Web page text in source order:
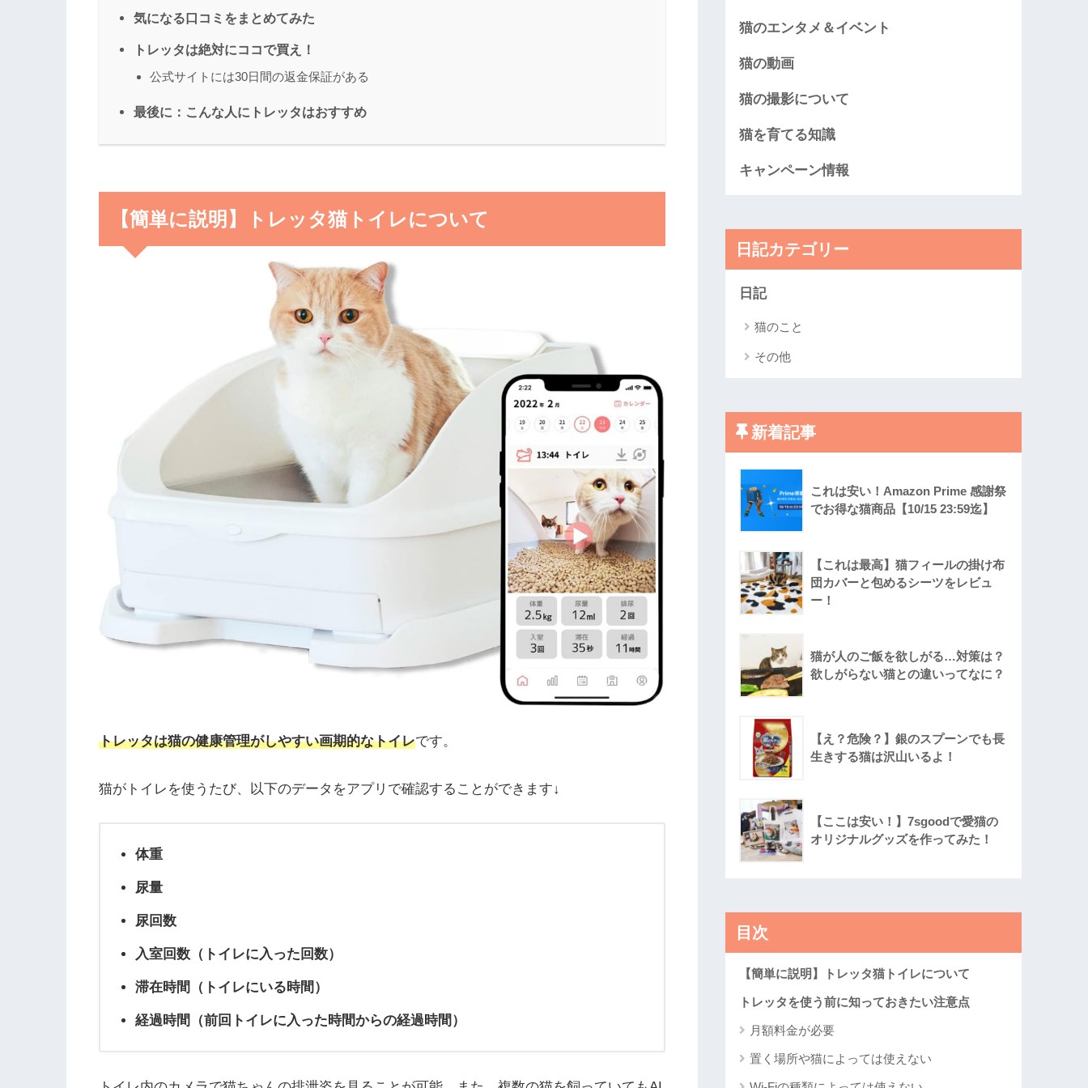
気になる口コミをまとめてみた
トレッタは絶対にココで買え！
公式サイトには30日間の返金保証がある
最後に：こんな人にトレッタはおすすめ
【簡単に説明】トレッタ猫トイレについて
トレッタは猫の健康管理がしやすい画期的なトイレです。
猫がトイレを使うたび、以下のデータをアプリで確認することができます↓
体重
尿量
尿回数
入室回数（トイレに入った回数）
滞在時間（トイレにいる時間）
経過時間（前回トイレに入った時間からの経過時間）
猫のエンタメ＆イベント
猫の動画
猫の撮影について
猫を育てる知識
キャンペーン情報
日記カテゴリー
日記
猫のこと
その他
新着記事
これは安い！Amazon Prime 感謝祭
でお得な猫商品【10/15 23:59迄】
【これは最高】猫フィールの掛け布
団カバーと包めるシーツをレビュ
ー！
猫が人のご飯を欲しがる…対策は？
欲しがらない猫との違いってなに？
【え？危険？】銀のスプーンでも長
生きする猫は沢山いるよ！
【ここは安い！】7sgoodで愛猫の
オリジナルグッズを作ってみた！
目次
【簡単に説明】トレッタ猫トイレについて
トレッタを使う前に知っておきたい注意点
月額料金が必要
置く場所や猫によっては使えない